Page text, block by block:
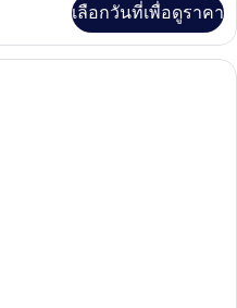
เลือกวันที่เพื่อดูราคา
ห้องพัก, วิวทะเล ( VIP ) | เครื่องนอน